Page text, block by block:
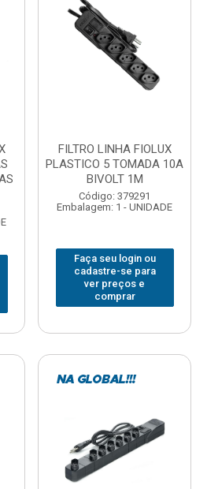
FILTRO LINHA FIOLUX
PLASTICO 5 TOMADA 10A
BIVOLT 1M
Código: 379291
Embalagem: 1 - UNIDADE
Faça seu login ou
cadastre-se para
ver preços e
comprar